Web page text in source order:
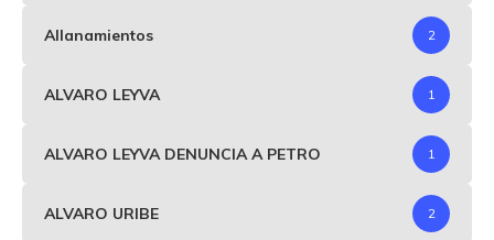
Allanamientos 2
ALVARO LEYVA 1
ALVARO LEYVA DENUNCIA A PETRO 1
ALVARO URIBE 2